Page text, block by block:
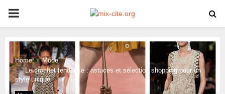
PRIMARY
MENU
Home
Mode
Le crochet tendance : astuces et sélection shopping pour un
style unique